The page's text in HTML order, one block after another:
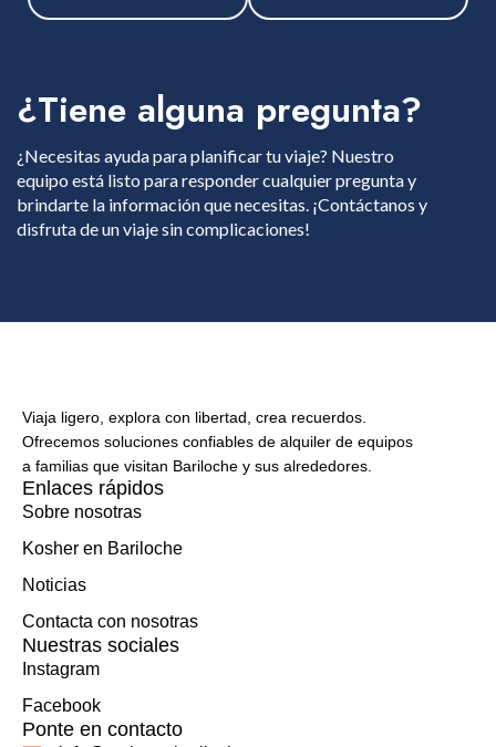
¿Tiene alguna pregunta?
¿Necesitas ayuda para planificar tu viaje? Nuestro
equipo está listo para responder cualquier pregunta y
brindarte la información que necesitas. ¡Contáctanos y
disfruta de un viaje sin complicaciones!
Viaja ligero, explora con libertad, crea recuerdos.
Ofrecemos soluciones confiables de alquiler de equipos
a familias que visitan Bariloche y sus alrededores.
Enlaces rápidos
Sobre nosotras
Kosher en Bariloche
Noticias
Contacta con nosotras
Nuestras sociales
Instagram
Facebook
Ponte en contacto